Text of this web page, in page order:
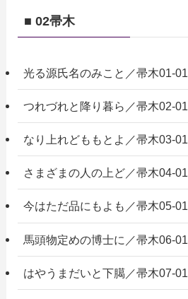
■ 02帚木
光る源氏名のみこと／帚木01-01
つれづれと降り暮ら／帚木02-01
なり上れどももとよ／帚木03-01
さまざまの人の上ど／帚木04-01
今はただ品にもよも／帚木05-01
馬頭物定めの博士に／帚木06-01
はやうまだいと下臈／帚木07-01